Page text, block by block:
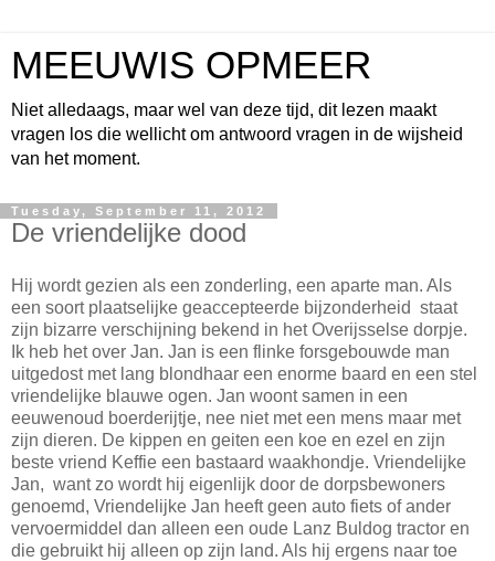
MEEUWIS OPMEER
Niet alledaags, maar wel van deze tijd, dit lezen maakt
vragen los die wellicht om antwoord vragen in de wijsheid
van het moment.
Tuesday, September 11, 2012
De vriendelijke dood
Hij wordt gezien als een zonderling, een aparte man. Als
een soort plaatselijke geaccepteerde bijzonderheid staat
zijn bizarre verschijning bekend in het Overijsselse dorpje.
Ik heb het over Jan. Jan is een flinke forsgebouwde man
uitgedost met lang blondhaar een enorme baard en een stel
vriendelijke blauwe ogen. Jan woont samen in een
eeuwenoud boerderijtje, nee niet met een mens maar met
zijn dieren. De kippen en geiten een koe en ezel en zijn
beste vriend Keffie een bastaard waakhondje. Vriendelijke
Jan, want zo wordt hij eigenlijk door de dorpsbewoners
genoemd, Vriendelijke Jan heeft geen auto fiets of ander
vervoermiddel dan alleen een oude Lanz Buldog tractor en
die gebruikt hij alleen op zijn land. Als hij ergens naar toe